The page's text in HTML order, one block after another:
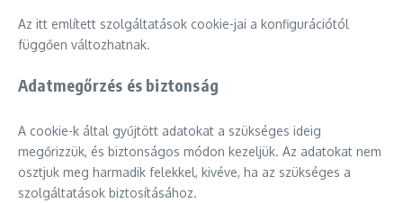
Az itt említett szolgáltatások cookie-jai a konfigurációtól
függően változhatnak.
Adatmegőrzés és biztonság
A cookie-k által gyűjtött adatokat a szükséges ideig
megőrizzük, és biztonságos módon kezeljük. Az adatokat nem
osztjuk meg harmadik felekkel, kivéve, ha az szükséges a
szolgáltatások biztosításához.